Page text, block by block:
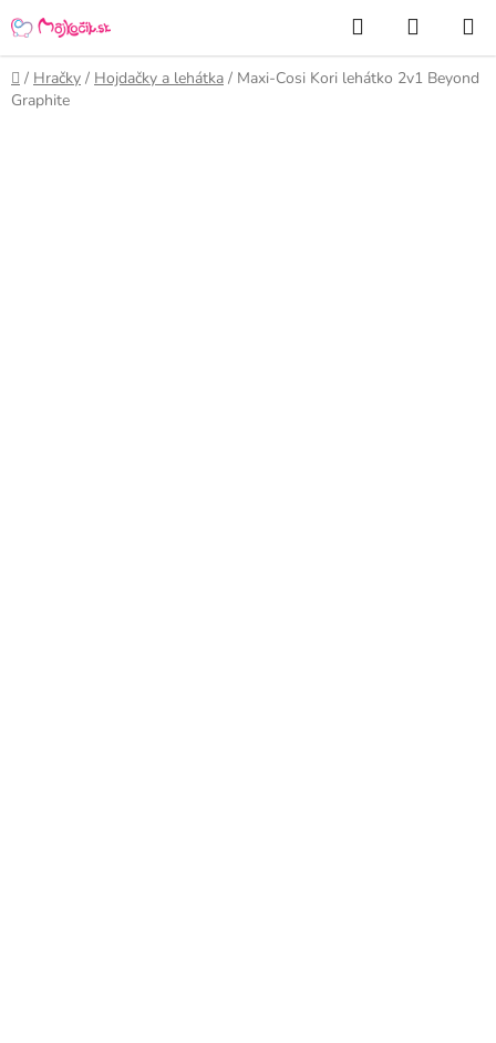
na
obsah
Hľadať
KOŠÍK
Domov
/ Hračky / Hojdačky a lehátka / Maxi-Cosi Kori lehátko 2v1 Beyond
Graphite